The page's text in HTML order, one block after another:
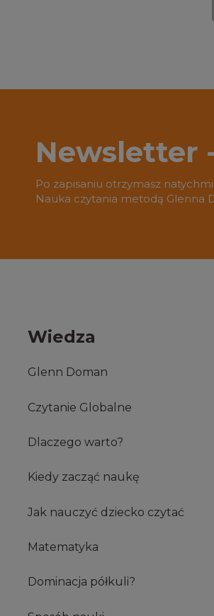
Newsletter
Po zapisaniu otrzymasz
Nauka czytania metodą Glenna
Wiedza
Glenn Doman
Czytanie Globalne
Dlaczego warto?
Kiedy zacząć naukę
Jak nauczyć dziecko czytać
Matematyka
Dominacja półkuli?